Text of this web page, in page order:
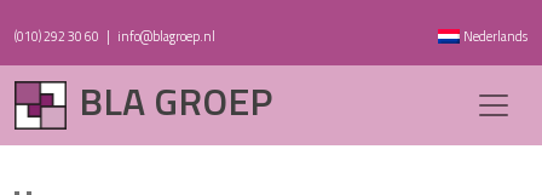
(010) 292 30 60 | info@blagroep.nl Nederlands
BLA GROEP